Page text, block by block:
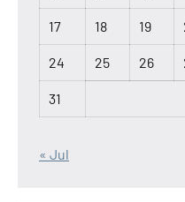
17 18 19
24 25 26
31
« Jul